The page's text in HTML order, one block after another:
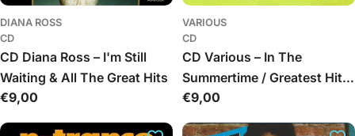
DIANA ROSS
CD
CD Diana Ross – I'm Still
Waiting & All The Great Hits
Įprasta
€9,00
VARIOUS
CD
CD Various – In The
Summertime / Greatest Hits
Of The 70's
Įprasta
€9,00